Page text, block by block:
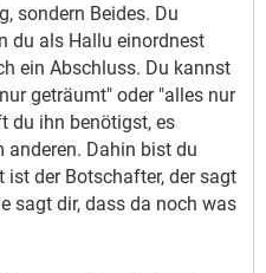
sondern Beides. Du
du als Hallu einordnest
ein Abschluss. Du kannst
geträumt" oder "alles nur
du ihn benötigst, es
anderen. Dahin bist du
ist der Botschafter, der sagt
sagt dir, dass da noch was